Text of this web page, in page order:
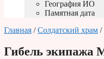
География ИО
Памятная дата
Главная /Солдатский храм /
Гибель экипажа